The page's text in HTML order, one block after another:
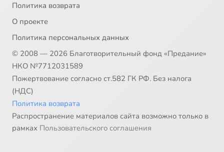
Политика возврата
О проекте
Политика персональных данных
© 2008 — 2026 Благотворительный фонд «Предание»
НКО №7712031589
Пожертвование согласно ст.582 ГК РФ. Без налога
(НДС)
Политика возврата
Распространение материалов сайта возможно только в
рамках Пользовательского соглашения